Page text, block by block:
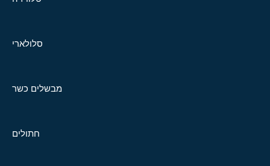
סלולארי
מבשלים כשר
חתולים